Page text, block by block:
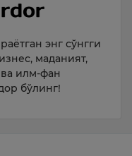
энг сўнгги
маданият,
илм-фан
бўлинг!